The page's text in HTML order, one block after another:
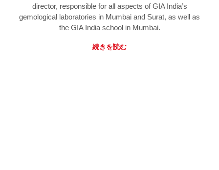
director, responsible for all aspects of GIA India’s
gemological laboratories in Mumbai and Surat, as well as
the GIA India school in Mumbai.
続きを読む